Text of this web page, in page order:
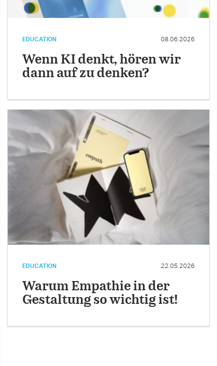
EDUCATION 08.06.2026
Wenn KI denkt, hören wir
dann auf zu denken?
EDUCATION 22.05.2026
Warum Empathie in der
Gestaltung so wichtig ist!